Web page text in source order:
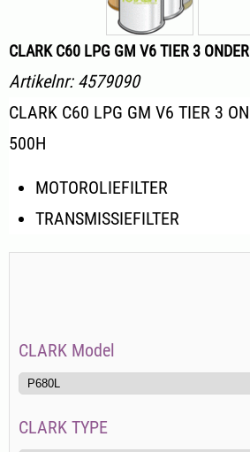
CLARK C60 LPG GM V6 TIER 3
Artikelnr: 4579090
CLARK C60 LPG GM V6 TIER 3
500H
MOTOROLIEFILTER
TRANSMISSIEFILTER
CLARK Model
CLARK TYPE